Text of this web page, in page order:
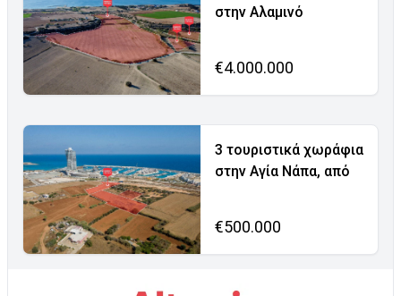
στην Αλαμινό
€4.000.000
3 τουριστικά χωράφια
στην Αγία Νάπα, από
€500.000